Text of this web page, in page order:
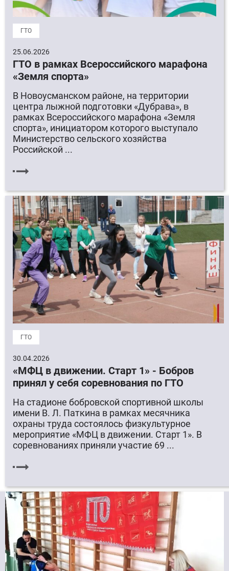
ГТО
25.06.2026
ГТО в рамках Всероссийского марафона
«Земля спорта»
В Новоусманском районе, на территории
центра лыжной подготовки «Дубрава», в
рамках Всероссийского марафона «Земля
спорта», инициатором которого выступало
Министерство сельского хозяйства
Российской ...
ГТО
30.04.2026
«МФЦ в движении. Старт 1» - Бобров
принял у себя соревнования по ГТО
На стадионе бобровской спортивной школы
имени В. Л. Паткина в рамках месячника
охраны труда состоялось физкультурное
мероприятие «МФЦ в движении. Старт 1». В
соревнованиях приняли участие 69 ...